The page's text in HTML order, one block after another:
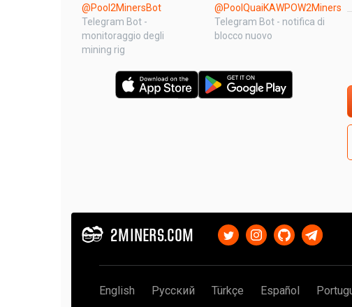
@Pool2MinersBot
Telegram Bot -
monitoraggio degli
mining rig
@PoolQuaiKAWPOW2Miners
Telegram Bot - notifica di
blocco nuovo
2MINERS.COM
English Русский Türkçe Español